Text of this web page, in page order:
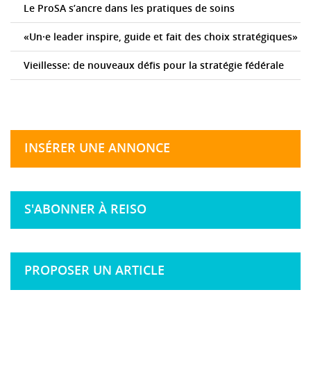
Le ProSA s’ancre dans les pratiques de soins
«Un·e leader inspire, guide et fait des choix stratégiques»
Vieillesse: de nouveaux défis pour la stratégie fédérale
INSÉRER UNE ANNONCE
S'ABONNER À REISO
PROPOSER UN ARTICLE